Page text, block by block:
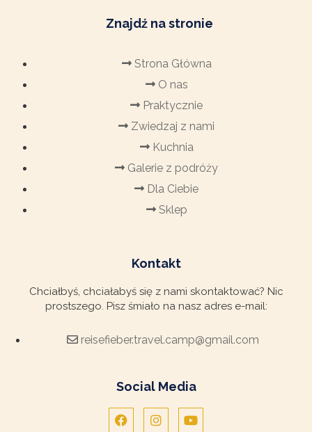
Znajdź na stronie
Strona Główna
O nas
Praktycznie
Zwiedzaj z nami
Kuchnia
Galerie z podróży
Dla Ciebie
Sklep
Kontakt
Chciałbyś, chciałabyś się z nami skontaktować? Nic
prostszego. Pisz śmiało na nasz adres e-mail:
reisefieber.travel.camp@gmail.com
Social Media